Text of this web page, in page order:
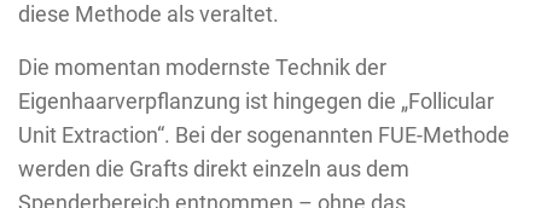
diese Methode als veraltet.
Die momentan modernste Technik der
Eigenhaarverpflanzung ist hingegen die „Follicular
Unit Extraction“. Bei der sogenannten FUE-Methode
werden die Grafts direkt einzeln aus dem